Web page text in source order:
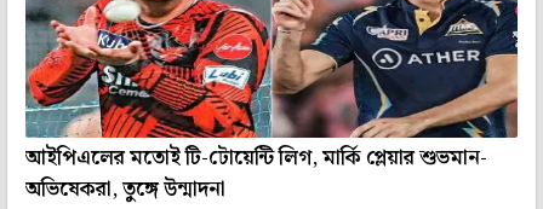
আইপিএলের মতোই টি-টোয়েন্টি লিগ, মার্কি প্লেয়ার শুভমান-
অভিষেকরা, তুঙ্গে উন্মাদনা